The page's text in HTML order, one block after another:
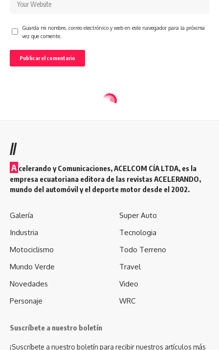
Guarda mi nombre, correo electrónico y web en este navegador para la próxima
vez que comente.
//
A celerando y Comunicaciones, ACELCOM CÍA LTDA, es la
empresa ecuatoriana editora de las revistas ACELERANDO,
mundo del automóvil y el deporte motor desde el 2002.
Galería
Industria
Motociclismo
Mundo Verde
Novedades
Personaje
Super Auto
Tecnologia
Todo Terreno
Travel
Video
WRC
Suscríbete a nuestro boletín
¡Suscríbete a nuestro boletín para recibir nuestros artículos más